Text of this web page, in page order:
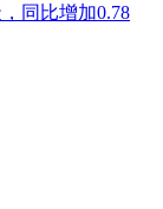
同比增加0.78